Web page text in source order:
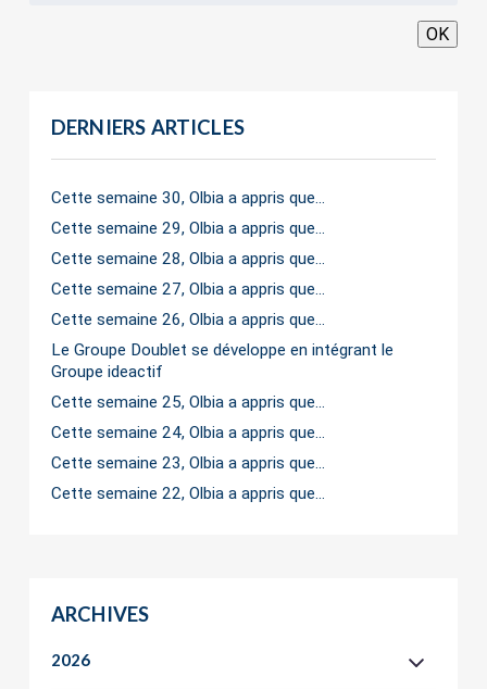
OK
DERNIERS ARTICLES
Cette semaine 30, Olbia a appris que…
Cette semaine 29, Olbia a appris que…
Cette semaine 28, Olbia a appris que…
Cette semaine 27, Olbia a appris que…
Cette semaine 26, Olbia a appris que…
Le Groupe Doublet se développe en intégrant le
Groupe ideactif
Cette semaine 25, Olbia a appris que…
Cette semaine 24, Olbia a appris que…
Cette semaine 23, Olbia a appris que…
Cette semaine 22, Olbia a appris que…
ARCHIVES
2026